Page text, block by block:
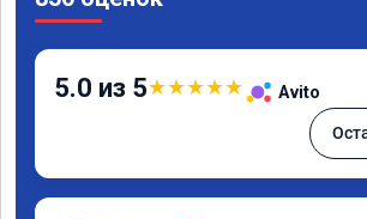
5.0 из 5★★★★★ Avito